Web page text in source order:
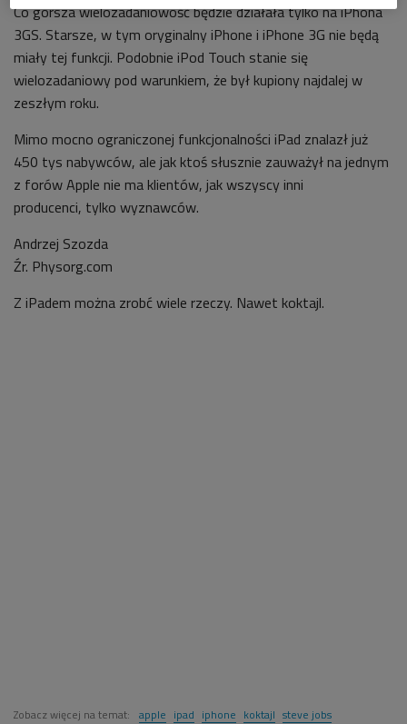
Co gorsza wielozadaniowość będzie działała tylko na iPhona
3GS. Starsze, w tym oryginalny iPhone i iPhone 3G nie będą
miały tej funkcji. Podobnie iPod Touch stanie się
wielozadaniowy pod warunkiem, że był kupiony najdalej w
zeszłym roku.
Mimo mocno ograniczonej funkcjonalności iPad znalazł już
450 tys nabywców, ale jak ktoś słusznie zauważył na jednym
z forów Apple nie ma klientów, jak wszyscy inni
producenci, tylko wyznawców.
Andrzej Szozda
Źr. Physorg.com
Z iPadem można zrobć wiele rzeczy. Nawet koktajl.
Zobacz więcej na temat: apple ipad iphone koktajl steve jobs